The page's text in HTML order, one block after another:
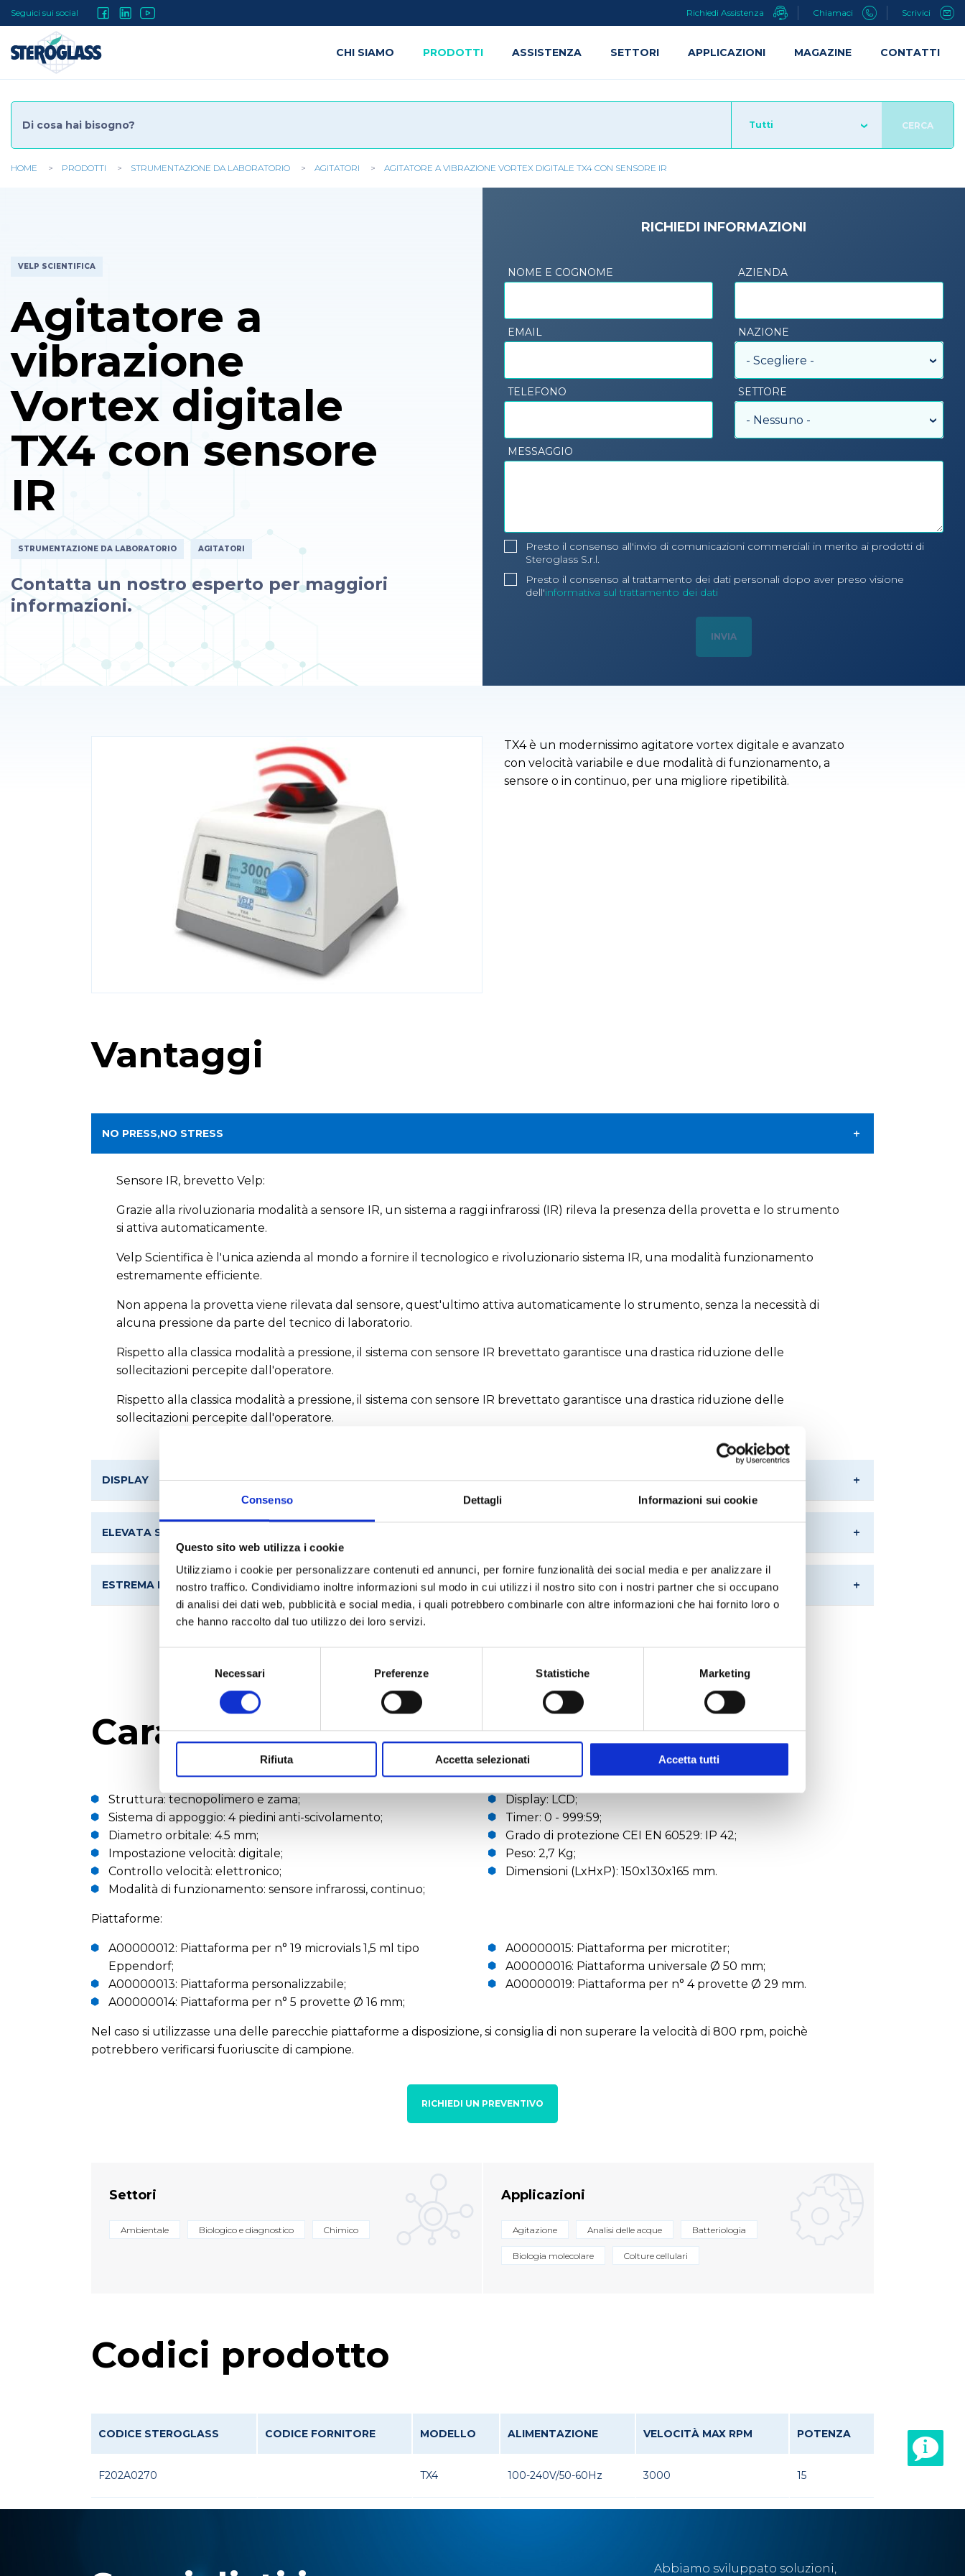
Consenso Dettagli Informazioni sui cookie
Questo sito web utilizza i cookie
Utilizziamo i cookie per personalizzare contenuti ed annunci, per fornire funzionalità dei social media e per analizzare il
nostro traffico. Condividiamo inoltre informazioni sul modo in cui utilizzi il nostro sito con i nostri partner che si occupano
di analisi dei dati web, pubblicità e social media, i quali potrebbero combinarle con altre informazioni che hai fornito loro o
che hanno raccolto dal tuo utilizzo dei loro servizi.
Necessari Preferenze Statistiche Marketing
Rifiuta Accetta selezionati Accetta tutti
Salta
al
contenuto
principale
Tutti CERCA
Tu
qui
HOME PRODOTTI STRUMENTAZIONE DA LABORATORIO AGITATORI AGITATORE A VIBRAZIONE VORTEX DIGITALE TX4 CON SENSORE IR
VELP SCIENTIFICA
Agitatore a
vibrazione
Vortex digitale
TX4 con sensore
IR
STRUMENTAZIONE DA LABORATORIO AGITATORI
Contatta un nostro esperto per maggiori
informazioni.
RICHIEDI INFORMAZIONI
NOME E COGNOME AZIENDA
EMAIL NAZIONE
- Scegliere -
TELEFONO SETTORE
- Nessuno -
MESSAGGIO
Presto il consenso all'invio di comunicazioni commerciali in merito ai prodotti di
Steroglass S.r.l.
Presto il consenso al trattamento dei dati personali dopo aver preso visione
dell'informativa sul trattamento dei dati
TX4 è un modernissimo agitatore vortex digitale e avanzato
con velocità variabile e due modalità di funzionamento, a
sensore o in continuo, per una migliore ripetibilità.
Vantaggi
NO PRESS,NO STRESS
Sensore IR, brevetto Velp:
Grazie alla rivoluzionaria modalità a sensore IR, un sistema a raggi infrarossi (IR) rileva la presenza della provetta e lo strumento
si attiva automaticamente.
Velp Scientifica è l'unica azienda al mondo a fornire il tecnologico e rivoluzionario sistema IR, una modalità funzionamento
estremamente efficiente.
Non appena la provetta viene rilevata dal sensore, quest'ultimo attiva automaticamente lo strumento, senza la necessità di
alcuna pressione da parte del tecnico di laboratorio.
Rispetto alla classica modalità a pressione, il sistema con sensore IR brevettato garantisce una drastica riduzione delle
sollecitazioni percepite dall'operatore.
Rispetto alla classica modalità a pressione, il sistema con sensore IR brevettato garantisce una drastica riduzione delle
sollecitazioni percepite dall'operatore.
DISPLAY
ELEVATA STABILITÀ SUL BANCO
ESTREMA FLESSIBILITÀ, NUMEROSI ACCESSORI
RICHIEDI UN PREVENTIVO
Caratteristiche tecniche
Struttura: tecnopolimero e zama;
Sistema di appoggio: 4 piedini anti-scivolamento;
Diametro orbitale: 4.5 mm;
Impostazione velocità: digitale;
Controllo velocità: elettronico;
Modalità di funzionamento: sensore infrarossi, continuo;
Display: LCD;
Timer: 0 - 999:59;
Grado di protezione CEI EN 60529: IP 42;
Peso: 2,7 Kg;
Dimensioni (LxHxP): 150x130x165 mm.
Piattaforme:
A00000012: Piattaforma per n° 19 microvials 1,5 ml tipo
Eppendorf;
A00000013: Piattaforma personalizzabile;
A00000014: Piattaforma per n° 5 provette Ø 16 mm;
A00000015: Piattaforma per microtiter;
A00000016: Piattaforma universale Ø 50 mm;
A00000019: Piattaforma per n° 4 provette Ø 29 mm.
Nel caso si utilizzasse una delle parecchie piattaforme a disposizione, si consiglia di non superare la velocità di 800 rpm, poichè
potrebbero verificarsi fuoriuscite di campione.
RICHIEDI UN PREVENTIVO
Settori
Ambientale Biologico e diagnostico Chimico
Applicazioni
Agitazione Analisi delle acque Batteriologia
Biologia molecolare Colture cellulari
Codici prodotto
CODICE STEROGLASS CODICE FORNITORE MODELLO ALIMENTAZIONE VELOCITÀ MAX RPM POTENZA
F202A0270 TX4 100-240V/50-60Hz 3000 15
Abbiamo sviluppato soluzioni,
Social
Menu
Seguici sui social Richiedi Assistenza Chiamaci Scrivici
CHI SIAMO PRODOTTI ASSISTENZA SETTORI APPLICAZIONI MAGAZINE CONTATTI